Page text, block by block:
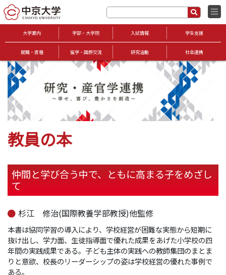
大学案内 学部・大学院 入試情報 学生支援
就職・資格 留学・国際交流 研究活動 社会連携
教員の本
仲間と学び合う中で、ともに高まる子をめざし
て
杉江 修治(国際教養学部教授)他監修
本書は協同学習の導入により、学校経営が困難な実態から短期に
抜け出し、学力面、生徒指導面で優れた成果をあげた小学校の四
年間の実践成果である。子ども主体の実践への教師集団のまとま
りと意欲、校長のリーダーシップの姿は学校経営の優れた事例で
ある。